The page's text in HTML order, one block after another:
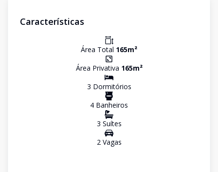
Características
Área Total 165m²
Área Privativa 165m²
3 Dormitórios
4 Banheiros
3 Suítes
2Vagas